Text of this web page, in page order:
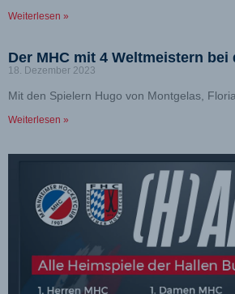
Weiterlesen »
Der MHC mit 4 Weltmeistern bei
18. Dezember 2023
Mit den Spielern Hugo von Montgelas,
Weiterlesen »